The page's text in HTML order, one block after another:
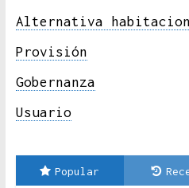
Alternativa
Provisión
Gobernanza
Usuario
Popular